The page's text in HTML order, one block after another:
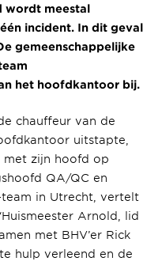
wordt meestal
incident. In dit geval
gemeenschappelijke
het hoofdkantoor bij.
chauffeur van de
uitstapte,
met zijn hoofd op
QA/QC en
in Utrecht, vertelt
Arnold, lid
met BHV’er Rick
hulp verleend en de